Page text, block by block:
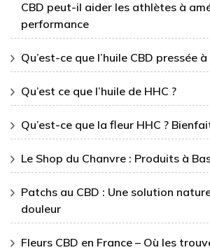
CBD peut-il aider les athlètes à
performance
Qu’est-ce que l’huile CBD pressée
Qu’est ce que l’huile de HHC ?
Qu’est-ce que la fleur HHC ?
Le Shop du Chanvre : Produits à
Patchs au CBD : Une solution
douleur
Fleurs CBD en France – Où les